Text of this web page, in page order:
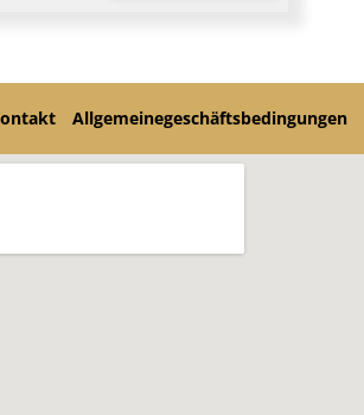
Allgemeinegeschäftsbedingungen